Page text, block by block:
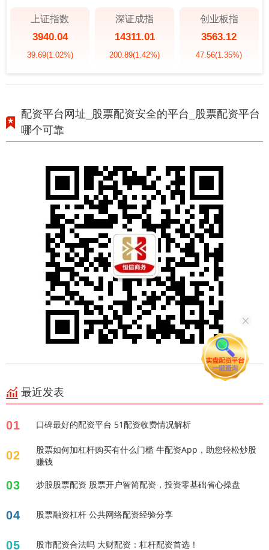
上证指数
3940.04
39.69(1.02%)
深证成指
14311.01
200.89(1.42%)
创业板指
3563.12
47.56(1.35%)
配资平台网址_股票配资安全的平台_股票配资平台
哪个可靠
最近发表
01 口碑最好的配资平台 51配资收费情况解析
02
股票如何加杠杆购买有什么门槛 牛配资App，助您轻松炒股
赚钱
03 炒股股票配资 股票开户智简配资，投资零基础省心操盘
04 股票融资杠杆 公共网络配资经验分享
05 股市配资合法吗 大财配资：杠杆配资首选！